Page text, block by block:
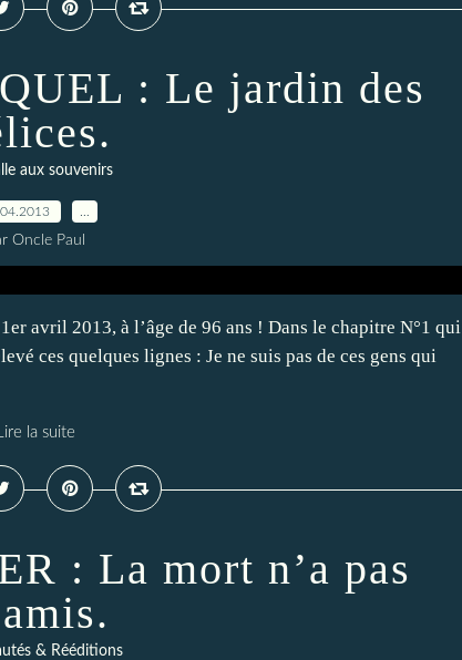
: Le jardin des
aux souvenirs
Oncle Paul
avril 2013, à l’âge de 96 ans ! Dans le chapitre N°1 qui
ces quelques lignes : Je ne suis pas de ces gens qui
la suite
: La mort n’a pas
& Rééditions